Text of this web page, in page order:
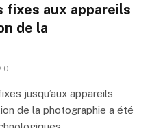
fixes aux appareils
de la
0
jusqu’aux appareils
de la photographie a été